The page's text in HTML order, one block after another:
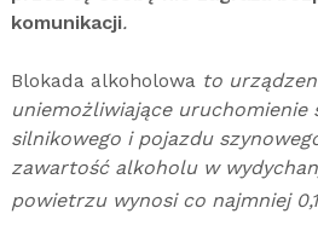
komunikacji.
Blokada alkoholowa to
uniemożliwiające uruchomienie
silnikowego i pojazdu
zawartość alkoholu w
powietrzu wynosi co najmniej